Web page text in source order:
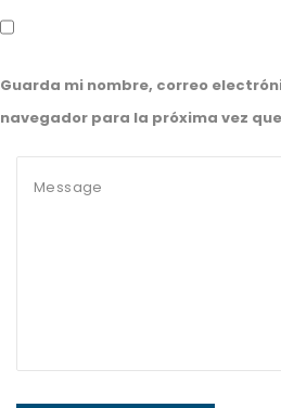
Guarda mi nombre, correo
navegador para la próxima vez